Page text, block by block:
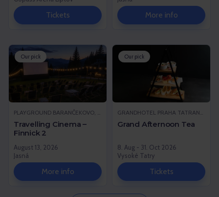
Tickets More info
Our pick
PLAYGROUND BARANČEKOVO, DEMÄNOVSKÁ DOLINA
Travelling Cinema –
Finnick 2
August 13, 2026
Jasná
More info
Our pick
GRANDHOTEL PRAHA TATRANSKÁ LOMNICA, VYSOKÉ TATRY
Grand Afternoon Tea
8. Aug - 31. Oct 2026
Vysoké Tatry
Tickets